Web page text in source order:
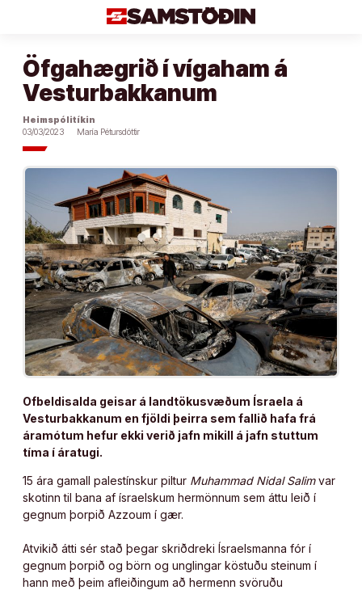
Öfgahægrið í vígaham á
Vesturbakkanum
Heimspólitíkin
03/03/2023
María Pétursdóttir
Ofbeldisalda geisar á landtökusvæðum Ísraela á
Vesturbakkanum en fjöldi þeirra sem fallið hafa frá
áramótum hefur ekki verið jafn mikill á jafn stuttum
tíma í áratugi.
15 ára gamall palestínskur piltur Muhammad Nidal Salimvar
skotinn til bana af ísraelskum hermönnum sem áttu leið í
gegnum þorpið Azzoum í gær.
Atvikið átti sér stað þegar skriðdreki Ísraelsmanna fór í
gegnum þorpið og börn og unglingar köstuðu steinum í
hann með þeim afleiðingum að hermenn svöruðu